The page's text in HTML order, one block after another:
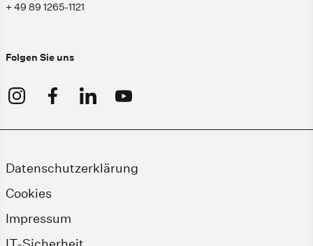
+ 49 89 1265-1121
Folgen Sie uns
Datenschutzerklärung
Cookies
Impressum